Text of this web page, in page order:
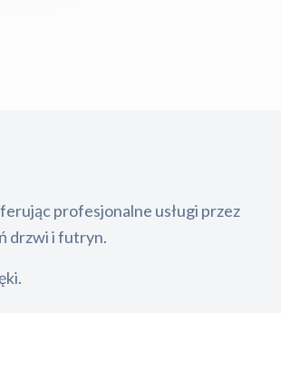
profesjonalne usługi przez
drzwi i futryn.